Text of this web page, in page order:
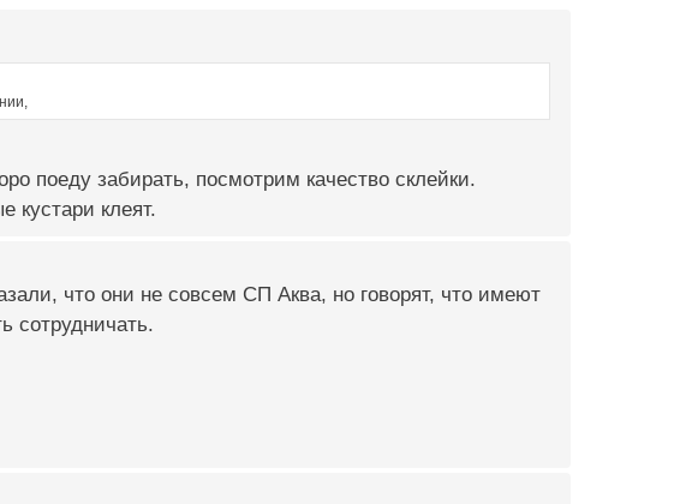
поеду забирать, посмотрим качество склейки.
клеят.
что они не совсем СП Аква, но говорят, что имеют
сотрудничать.